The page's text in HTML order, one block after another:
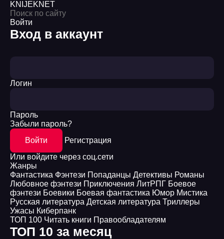
KNIJEKNET
Войти
Вход в аккаунт
Логин
Пароль
Забыли пароль?
Войти
Регистрация
Или войдите через соц.сети
Жанры
Фантастика Фэнтези Попаданцы Детективы Романы
Любовное фэнтези Приключения ЛитРПГ Боевое
фэнтези Боевики Боевая фантастика Юмор Мистика
Русская литература Детская литература Триллеры
Ужасы Киберпанк
ТОП 100 Читать книги Правообладателям
ТОП 10 за месяц